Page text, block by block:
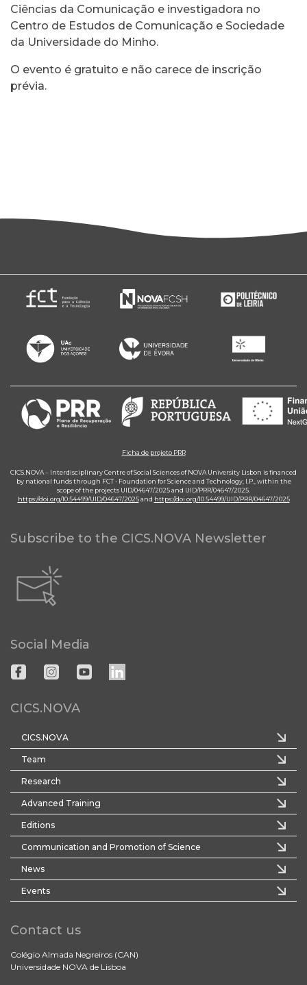
Ciências da Comunicação e investigadora no
Centro de Estudos de Comunicação e Sociedade
da Universidade do Minho.
O evento é gratuito e não carece de inscrição
prévia.
Ficha de projeto PRR
CICS.NOVA – Interdisciplinary Centre of Social Sciences of NOVA University Lisbon is financed
by national funds through FCT - Foundation for Science and Technology, I.P., within the
scope of the projects UID/04647/2025 and UID/PRR/04647/2025.
https://doi.org/10.54499/UID/04647/2025and https://doi.org/10.54499/UID/PRR/04647/2025
Subscribe to the CICS.NOVA Newsletter
Social Media
CICS.NOVA
CICS.NOVA
Team
Research
Advanced Training
Editions
Communication and Promotion of Science
News
Events
Contact us
Colégio Almada Negreiros (CAN)
Universidade NOVA de Lisboa